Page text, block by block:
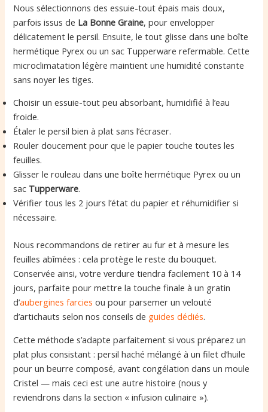
Nous sélectionnons des essuie-tout épais mais doux,
parfois issus de La Bonne Graine, pour envelopper
délicatement le persil. Ensuite, le tout glisse dans une boîte
hermétique Pyrex ou un sac Tupperware refermable. Cette
microclimatation légère maintient une humidité constante
sans noyer les tiges.
Choisir un essuie-tout peu absorbant, humidifié à l’eau
froide.
Étaler le persil bien à plat sans l’écraser.
Rouler doucement pour que le papier touche toutes les
feuilles.
Glisser le rouleau dans une boîte hermétique Pyrex ou un
sac Tupperware.
Vérifier tous les 2 jours l’état du papier et réhumidifier si
nécessaire.
Nous recommandons de retirer au fur et à mesure les
feuilles abîmées : cela protège le reste du bouquet.
Conservée ainsi, votre verdure tiendra facilement 10 à 14
jours, parfaite pour mettre la touche finale à un gratin
d’aubergines farcies ou pour parsemer un velouté
d’artichauts selon nos conseils de guides dédiés.
Cette méthode s’adapte parfaitement si vous préparez un
plat plus consistant : persil haché mélangé à un filet d’huile
pour un beurre composé, avant congélation dans un moule
Cristel — mais ceci est une autre histoire (nous y
reviendrons dans la section « infusion culinaire »).